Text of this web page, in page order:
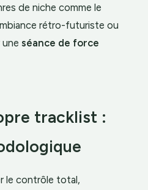
de niche comme le
rétro-futuriste ou
séance de force
tracklist :
le contrôle total,